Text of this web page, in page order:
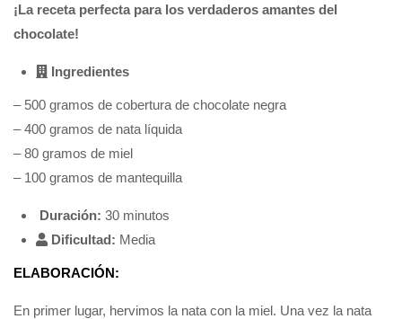
¡La receta perfecta para los verdaderos amantes del
chocolate!
Ingredientes
– 500 gramos de cobertura de chocolate negra
– 400 gramos de nata líquida
– 80 gramos de miel
– 100 gramos de mantequilla
Duración: 30 minutos
Dificultad: Media
ELABORACIÓN:
En primer lugar, hervimos la nata con la miel. Una vez la nata